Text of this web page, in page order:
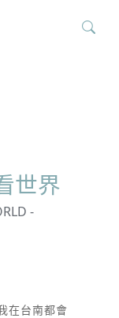
世界
-
在台南都會